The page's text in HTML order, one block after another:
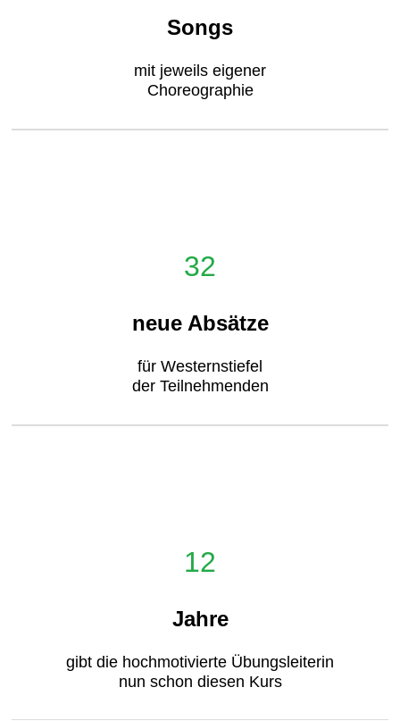
Songs
mit jeweils eigener
Choreographie
32
neue Absätze
für Westernstiefel
der Teilnehmenden
12
Jahre
gibt die hochmotivierte Übungsleiterin
nun schon diesen Kurs